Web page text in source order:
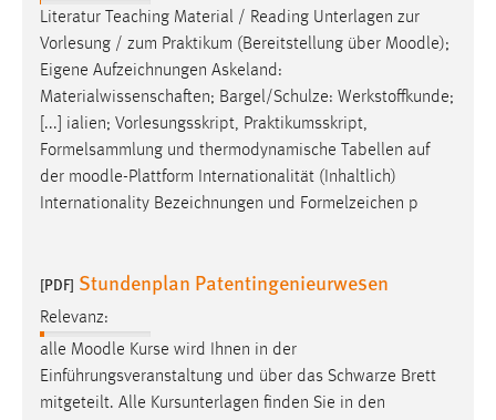
Literatur Teaching Material / Reading Unterlagen zur
Vorlesung / zum Praktikum (Bereitstellung über Moodle);
Eigene Aufzeichnungen Askeland:
Materialwissenschaften; Bargel/Schulze: Werkstoffkunde;
[...] ialien; Vorlesungsskript, Praktikumsskript,
Formelsammlung und thermodynamische Tabellen auf
der moodle-Plattform Internationalität (Inhaltlich)
Internationality Bezeichnungen und Formelzeichen p
[PDF] Stundenplan Patentingenieurwesen
Relevanz:
alle Moodle Kurse wird Ihnen in der
Einführungsveranstaltung und über das Schwarze Brett
mitgeteilt. Alle Kursunterlagen finden Sie in den